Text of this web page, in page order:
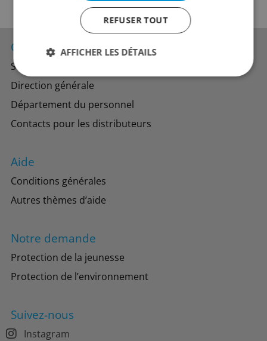
Contacts
Succursales
Direction générale
Département du personnel
Contacts pour les distributeurs
Aide
Conditions générales
Autres thèmes d’aide
Notre demande
Protection de la jeunesse
Protection de l’environnement
Suivez-nous
Instagram
REFUSER TOUT
AFFICHER LES DÉTAILS